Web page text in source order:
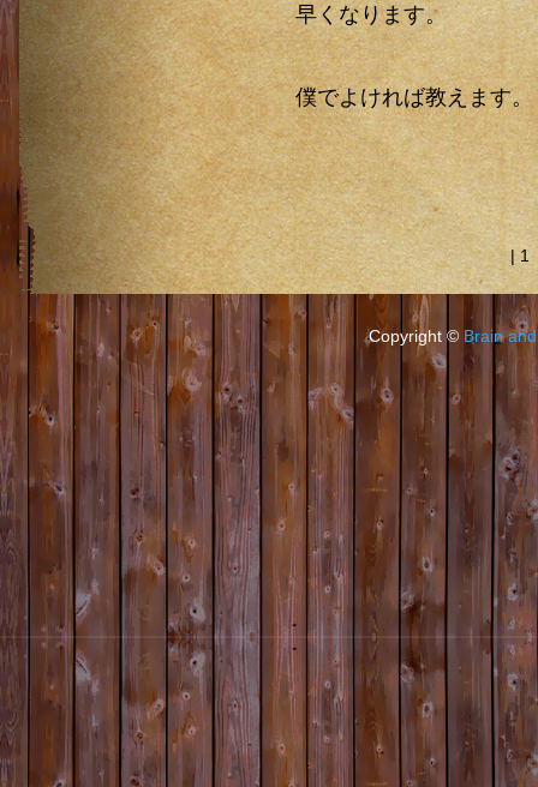
早くなります。
僕でよければ教えます。
|1
Copyright © Brain